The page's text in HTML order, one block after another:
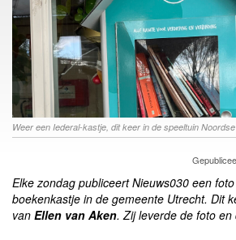
Weer een Iederal-kastje, dit keer in de speeltuin
Elke zondag publiceert Nieuws030 een
boekenkastje in de gemeente Utrecht. Dit
van Ellen van Aken. Zij leverde de foto en